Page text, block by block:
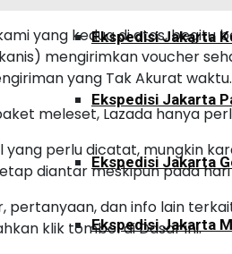
Ekspedisi Jakarta
Ekspedisi Jakarta
Ekspedisi Jakarta
Ekspedisi Jakarta
yang kedua di atas, begitu
mengirimkan voucher
yang Tak Akurat waktu.
meleset, Lazada hanya
yang perlu dicatat, mungkin
diantar meskipun pada hari
pertanyaan, dan info lain
klik tombol di Dasar ini.